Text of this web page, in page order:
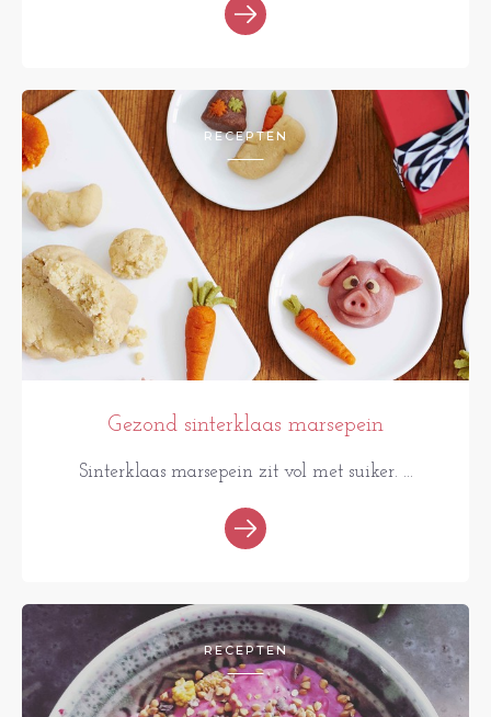
RECEPTEN
Gezond sinterklaas marsepein
Sinterklaas marsepein zit vol met suiker. ...
RECEPTEN